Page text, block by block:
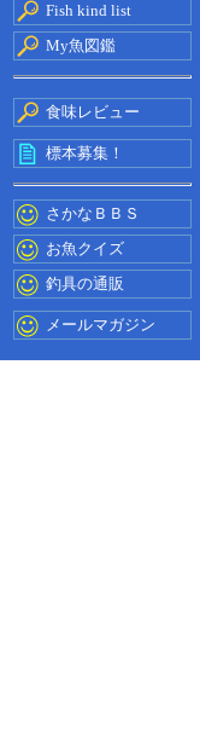
Fish kind list
My魚図鑑
食味レビュー
標本募集！
さかなＢＢＳ
お魚クイズ
釣具の通販
メールマガジン